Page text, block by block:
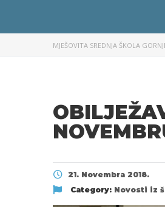
MJEŠOVITA SREDNJA ŠKOLA
21. Novembra 2018.
Category: Novosti iz